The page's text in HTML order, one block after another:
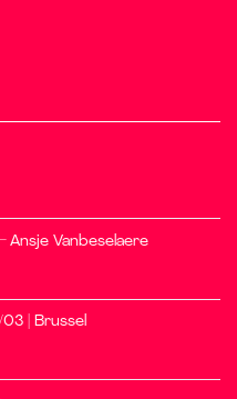
Vanbeselaere
| Brussel